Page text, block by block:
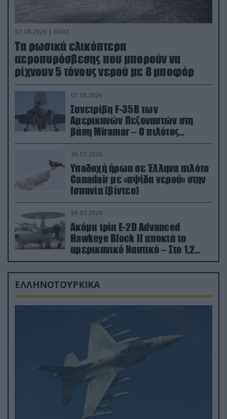
07.08.2026 | 00:02
Τα ρωσικά ελικόπτερα
αεροπυρόσβεσης που μπορούν να
ρίχνουν 5 τόνους νερού με 8 μποφόρ
01.08.2026
Συνετρίβη F-35B των
Αμερικανών Πεζοναυτών στη
βάση Miramar – Ο πιλότος
εκτινάχθηκε εγκαίρως
30.07.2026
Υποδοχή ήρωα σε Έλληνα πιλότο
Canadair με «αψίδα νερού» στην
Ισπανία (βίντεο)
29.07.2026
Ακόμα τρία E-2D Advanced
Hawkeye Block II αποκτά το
αμερικανικό Ναυτικό – Στο 1,2
δισ.δολάρια το κόστος
ΕΛΛΗΝΟΤΟΥΡΚΙΚΑ